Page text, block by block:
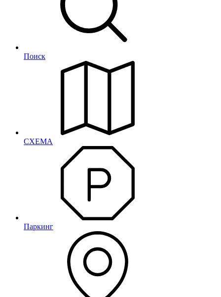
Поиск
СХЕМА
Паркинг